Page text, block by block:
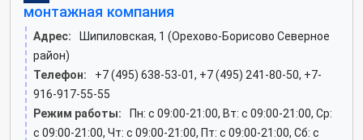
монтажная компания
Адрес:
Шипиловская, 1 (Орехово-Борисово Северное
район)
Телефон:
+7 (495) 638-53-01, +7 (495) 241-80-50, +7-
916-917-55-55
Режим работы:
Пн: c 09:00-21:00, Вт: c 09:00-21:00, Ср:
c 09:00-21:00, Чт: c 09:00-21:00, Пт: c 09:00-21:00, Сб: c